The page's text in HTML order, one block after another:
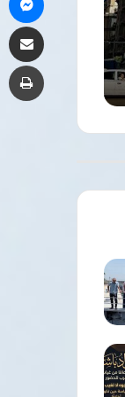
العريق
وتخريج
العقول
الحقوق
ذاكرة
العريق
الحقوق جامعة